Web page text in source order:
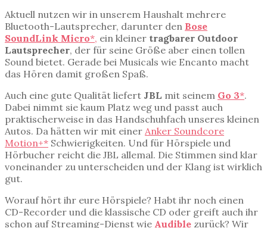
Aktuell nutzen wir in unserem Haushalt mehrere
Bluetooth-Lautsprecher, darunter den Bose
SoundLink Micro*, ein kleiner tragbarer Outdoor
Lautsprecher, der für seine Größe aber einen tollen
Sound bietet. Gerade bei Musicals wie Encanto macht
das Hören damit großen Spaß.
Auch eine gute Qualität liefert JBL mit seinem Go 3*.
Dabei nimmt sie kaum Platz weg und passt auch
praktischerweise in das Handschuhfach unseres kleinen
Autos. Da hätten wir mit einer Anker Soundcore
Motion+* Schwierigkeiten. Und für Hörspiele und
Hörbucher reicht die JBL allemal. Die Stimmen sind klar
voneinander zu unterscheiden und der Klang ist wirklich
gut.
Worauf hört ihr eure Hörspiele? Habt ihr noch einen
CD-Recorder und die klassische CD oder greift auch ihr
schon auf Streaming-Dienst wie Audible zurück? Wir